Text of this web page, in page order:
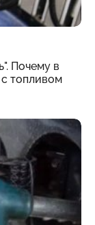
Почему в
топливом